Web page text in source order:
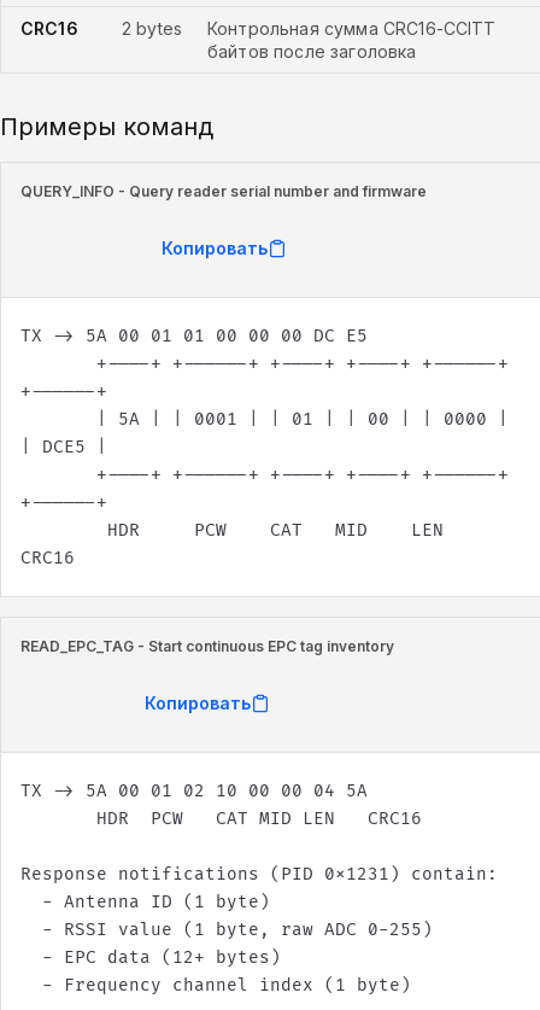
CRC16 2 bytes
Контрольная сумма CRC16-CCITT
байтов после заголовка
Примеры команд
QUERY_INFO - Query reader serial number and firmware
Копировать
CRC16
READ_EPC_TAG - Start continuous EPC tag inventory
Копировать
  - Frequency channel index (1 byte)